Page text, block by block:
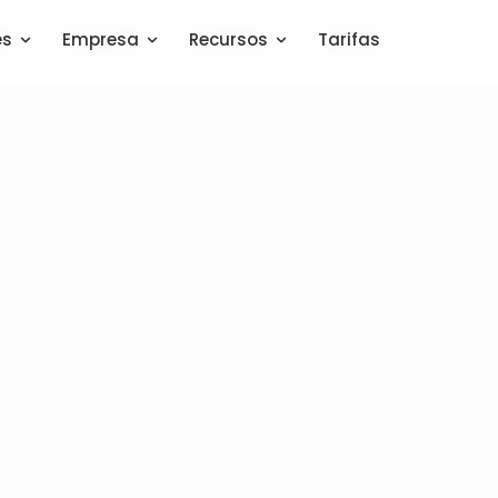
Empresa Recursos Tarifas
Empresa Recursos Tarifas